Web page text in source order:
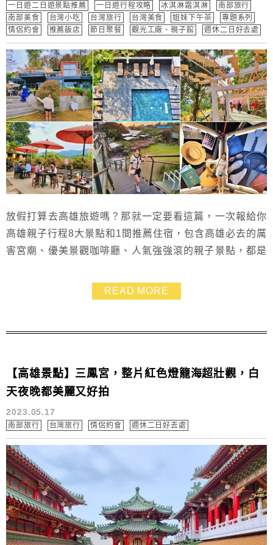
一日遊二日遊景點推薦 一日遊行程攻略 冰淇淋霜淇淋
南部旅行
南部美食
台灣小吃 台灣旅行 台灣美食 姐妹下午茶
專題系列
情侶約會
推薦飯店 節日聚餐 觀光工廠、親子館 週休二日好去處
放假打算去高雄旅遊嗎？那就一定要看這篇，一次報給你
高雄親子行程8大景點和1間推薦住宿，包含高雄必去的厲
害宮廟、優美景觀咖啡廳、人氣強強滾的親子景點，都是
看完這篇就趕緊先把住宿訂起來，不然晚了就訂不到了～
READ MORE
【高雄景點】三鳳宮，整片紅色燈籠海超壯觀，白
天夜晚都美麗又好拍
2023.05.17
南部旅行 台灣旅行 情侶約會 週休二日好去處